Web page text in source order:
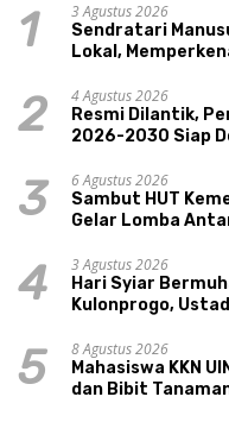
1
3 Agustus 2026
Sendratari
Lokal,
2
4 Agustus 2026
Resmi Dilantik,
2026-2030 Siap
3
6 Agustus 2026
Sambut HUT
Gelar Lomba
4
3 Agustus 2026
Hari Syiar
Kulonprogo,
5
8 Agustus 2026
Mahasiswa KKN
dan Bibit